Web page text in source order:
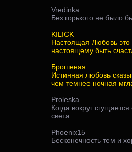
Vredinka
Без горького не было
KILICK
Настоящая Любовь это
настоящему быть
Брошеная
Истинная любовь
чем темнее ночная
Proleska
Когда вокруг
света...
Phoenix15
Бесконечность тем и